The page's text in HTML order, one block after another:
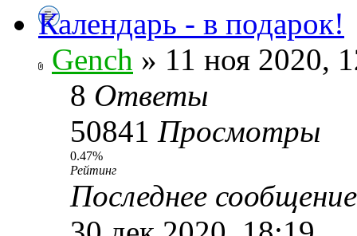
Календарь - в подарок!
Gench » 11 ноя 2020,
8 Ответы
50841 Просмотры
0.47%
Рейтинг
Последнее